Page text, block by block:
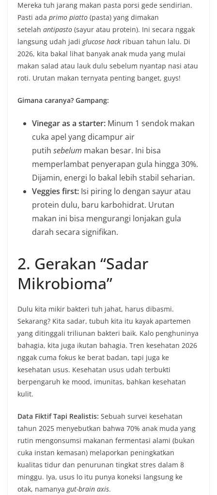
Mereka tuh jarang makan pasta porsi gede sendirian.
Pasti ada primo piatto (pasta) yang dimakan
setelah antipasto (sayur atau protein). Ini secara nggak
langsung udah jadi glucose hack ribuan tahun lalu. Di
2026, kita bakal lihat banyak anak muda yang mulai
makan salad atau lauk dulu sebelum nyantap nasi atau
roti. Urutan makan ternyata penting banget, guys!
Gimana caranya? Gampang:
Vinegar as a starter: Minum 1 sendok makan
cuka apel yang dicampur air
putih sebelum makan besar. Ini bisa
memperlambat penyerapan gula hingga 30%.
Dijamin, energi lo bakal lebih stabil seharian.
Veggies first: Isi piring lo dengan sayur atau
protein dulu, baru karbohidrat. Urutan
makan ini bisa mengurangi lonjakan gula
darah secara signifikan.
2. Gerakan “Sadar
Mikrobioma”
Dulu kita mikir bakteri tuh jahat, harus dibasmi.
Sekarang? Kita sadar, tubuh kita itu kayak apartemen
yang ditinggali triliunan bakteri baik. Kalo penghuninya
bahagia, kita juga ikutan bahagia. Tren kesehatan 2026
nggak cuma fokus ke berat badan, tapi juga ke
kesehatan usus. Kesehatan usus udah terbukti
berpengaruh ke mood, imunitas, bahkan kesehatan
kulit.
Data Fiktif Tapi Realistis: Sebuah survei kesehatan
tahun 2025 menyebutkan bahwa 70% anak muda yang
rutin mengonsumsi makanan fermentasi alami (bukan
cuka instan kemasan) melaporkan peningkatkan
kualitas tidur dan penurunan tingkat stres dalam 8
minggu. Iya, usus lo itu punya koneksi langsung ke
otak, namanya gut-brain axis.